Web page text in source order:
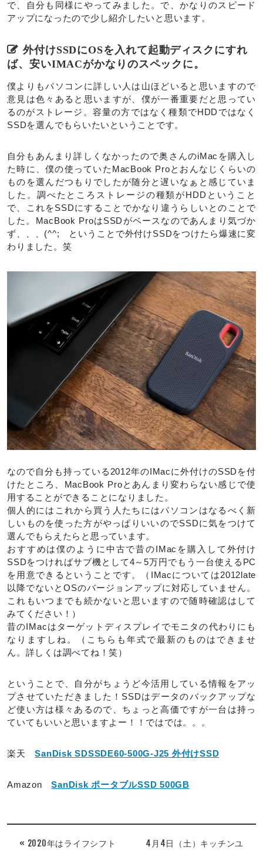
で、自分も同様にやってみました。で、かなりのスピード
アップになったので少し紹介したいと思います。
外付けSSDにOSを入れて起動ディスクにすれ
ば、安いIMACがかなりのスペックに。
僕よりもパソコンに詳しい人は山ほどいると思いますので
意見は色々あると思いますが、僕が一番重要だと思ってい
るのがストレージ。容量の方ではなく種類でHDDではなく
SSDを選んでもらいたいということです。
自分もあんまり詳しくなかったので奥さんのiMacを購入し
た時に、僕の使っていたMacBook Proとおんなじくらいの
ものを選んだつもりでしたが随分と遅いなぁと感じていま
した。調べたところストレージの種類がHDDということ
で、これをSSDにすることでかなり違うらしいとのことで
した。MacBook ProはSSDがベースなのであんまり気づか
ず、、、(^^; ということで外付けSSDをつけたら爆速に変
わりました。笑
なので自分も持っている2012年のIMacに外付けのSSDを付
けたところ、MacBook Proとあんまり変わらない感じで使
用することができることになりました。
個人的にはこれから買う人たちにはパソコンはなるべく新
しいものを使った方がやっぱりいいのでSSDに気をつけて
選んでもらえたらと思っています。
おすすめは僕のように中古で昔のIMacを購入して外付け
SSDをつければサブ機として4～5万円でもう一台使えるPC
を用意できるということです。（IMacについては2012late
以降でないとOSのバージョンアップに対応していません。
これもいつまでも続かないと思いますので随時確認はして
みてください！）
昔のIMacはターゲットディスプレイでモニタの代わりにも
なりますしね。（こちらも年式で最新のものはできませ
ん。詳しくは調べてね！笑）
ということで、自分がちょうど今活用している情報をアッ
プさせていただきました！SSDはデータのバックアップな
ど使い方は様々あるので、ちょっと高価ですが一台は持っ
ていてもいいと思いますよー！！ではでは。。。
楽天SanDisk SDSSDE60-500G-J25 外付けSSD
AmazonSanDisk ポータブルSSD 500GB
« 2020年はライフシフト
4月4日（土）キッチンユ